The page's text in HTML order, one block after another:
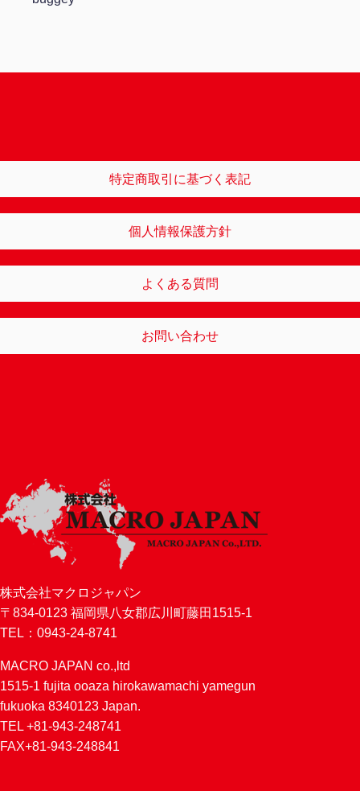
特定商取引に基づく表記
個人情報保護方針
よくある質問
お問い合わせ
株式会社マクロジャパン
〒834-0123 福岡県八女郡広川町藤田1515-1
TEL：0943-24-8741
MACRO JAPAN co.,ltd
1515-1 fujita ooaza hirokawamachi yamegun
fukuoka 8340123 Japan.
TEL +81-943-248741
FAX+81-943-248841